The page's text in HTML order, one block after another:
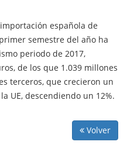
española de
semestre del año ha
periodo de 2017,
de los que 1.039 millones
terceros, que crecieron un
UE, descendiendo un 12%.
Volver